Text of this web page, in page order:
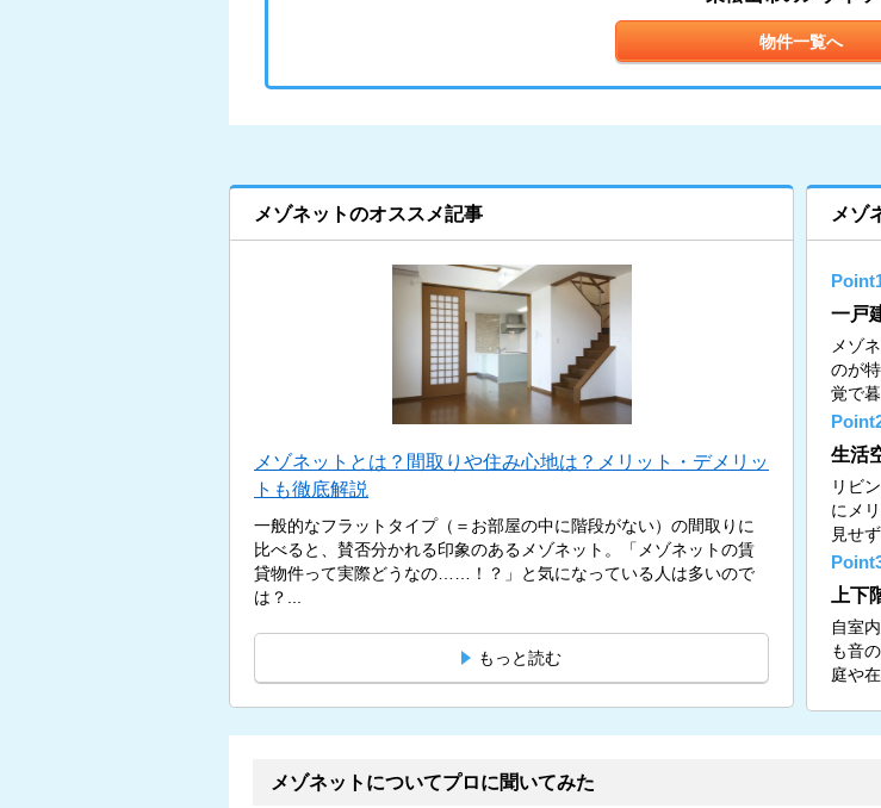
物件一覧へ
メゾネットのオススメ記事
メゾネットとは？間取りや住み心地は？メリット・デメリッ
トも徹底解説
一般的なフラットタイプ（＝お部屋の中に階段がない）の間取りに
比べると、賛否分かれる印象のあるメゾネット。「メゾネットの賃
貸物件って実際どうなの……！？」と気になっている人は多いので
は？...
もっと読む
メゾ
一戸
メゾ
のが
覚で
生活
リビ
にメ
見せ
上
自室
も音
庭や
メゾネットについてプロに聞いてみた